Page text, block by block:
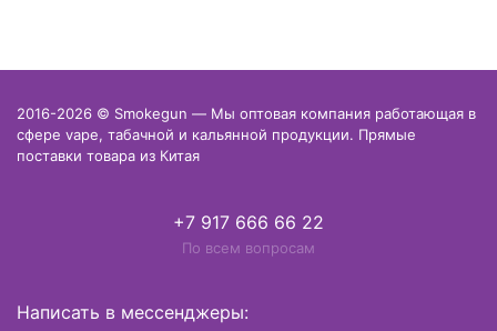
2016-2026 © Smokegun — Мы оптовая компания работающая в
сфере vape, табачной и кальянной продукции. Прямые
поставки товара из Китая
+7 917 666 66 22
По всем вопросам
Написать в мессенджеры: